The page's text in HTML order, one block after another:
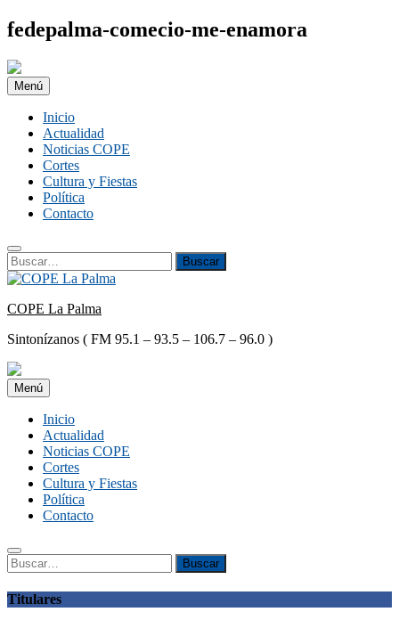
Saltar
al
contenido
fedepalma-comecio-me-enamora
Menú
Inicio
Actualidad
Noticias COPE
Cortes
Cultura y Fiestas
Política
Contacto
Buscar:
Buscar
COPE La Palma
Sintonízanos ( FM 95.1 – 93.5 – 106.7 – 96.0 )
Menú
Inicio
Actualidad
Noticias COPE
Cortes
Cultura y Fiestas
Política
Contacto
Buscar:
Buscar
Titulares